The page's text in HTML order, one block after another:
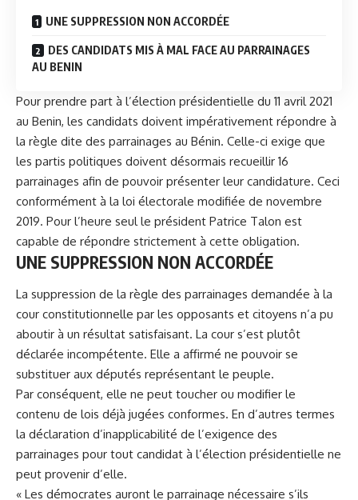
UNE SUPPRESSION NON ACCORDÉE
DES CANDIDATS MIS À MAL FACE AU PARRAINAGES
AU BENIN
Pour prendre part à l’élection présidentielle du 11 avril 2021
au Benin, les candidats doivent impérativement répondre à
la règle dite des parrainages au Bénin. Celle-ci exige que
les partis politiques doivent désormais recueillir 16
parrainages afin de pouvoir présenter leur candidature. Ceci
conformément à la loi électorale modifiée de novembre
2019. Pour l’heure seul le président Patrice Talon est
capable de répondre strictement à cette obligation.
UNE SUPPRESSION NON ACCORDÉE
La suppression de la règle des parrainages demandée à la
cour constitutionnelle par les opposants et citoyens n’a pu
aboutir à un résultat satisfaisant. La cour s’est plutôt
déclarée incompétente. Elle a affirmé ne pouvoir se
substituer aux députés représentant le peuple.
Par conséquent, elle ne peut toucher ou modifier le
contenu de lois déjà jugées conformes. En d’autres termes
la déclaration d’inapplicabilité de l’exigence des
parrainages pour tout candidat à l’élection présidentielle ne
peut provenir d’elle.
« Les démocrates auront le parrainage nécessaire s’ils